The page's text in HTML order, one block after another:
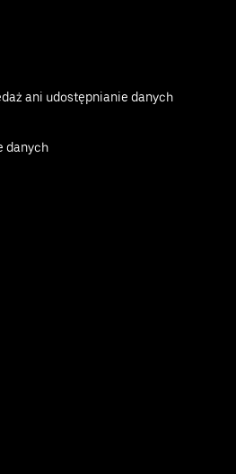
ani udostępnianie danych
danych